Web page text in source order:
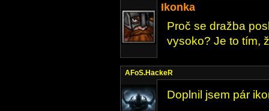
Ikonka
Proč se dražba
vysoko? Je to tím,
AFoS.HackeR
Doplnil jsem pár